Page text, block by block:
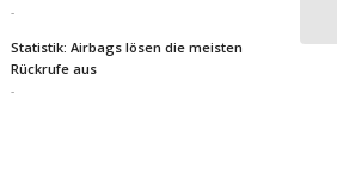
-
Statistik: Airbags lösen die meisten
Rückrufe aus
-